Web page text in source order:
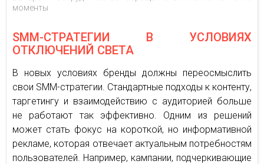
моменты
SMM-СТРАТЕГИИ В УСЛОВИЯХ
ОТКЛЮЧЕНИЙ СВЕТА
В новых условиях бренды должны переосмыслить
свои SMM-стратегии. Стандартные подходы к контенту,
таргетингу и взаимодействию с аудиторией больше
не работают так эффективно. Одним из решений
может стать фокус на короткой, но информативной
рекламе, которая отвечает актуальным потребностям
пользователей. Например, кампании, подчеркивающие